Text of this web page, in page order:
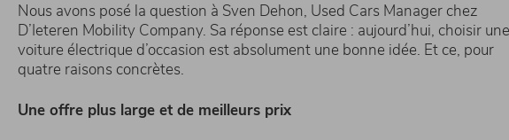
Nous avons posé la question à Sven Dehon, Used Cars Manager chez
D’Ieteren Mobility Company. Sa réponse est claire : aujourd’hui, choisir une
voiture électrique d’occasion est absolument une bonne idée. Et ce, pour
quatre raisons concrètes.
Une offre plus large et de meilleurs prix